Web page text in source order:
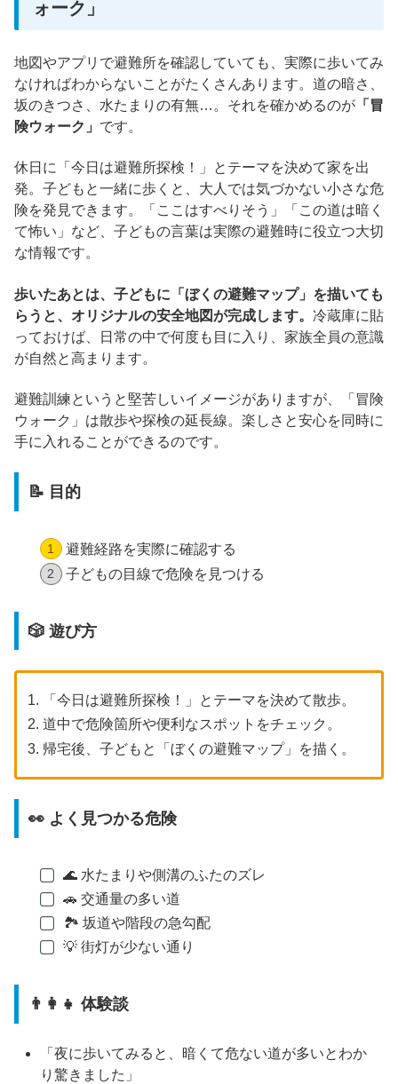
ォーク」
地図やアプリで避難所を確認していても、実際に歩いてみ
なければわからないことがたくさんあります。道の暗さ、
坂のきつさ、水たまりの有無…。それを確かめるのが 「冒
険ウォーク」 です。
休日に「今日は避難所探検！」とテーマを決めて家を出
発。子どもと一緒に歩くと、大人では気づかない小さな危
険を発見できます。「ここはすべりそう」「この道は暗く
て怖い」など、子どもの言葉は実際の避難時に役立つ大切
な情報です。
歩いたあとは、子どもに「ぼくの避難マップ」を描いても
らうと、オリジナルの安全地図が完成します。 冷蔵庫に貼
っておけば、日常の中で何度も目に入り、家族全員の意識
が自然と高まります。
避難訓練というと堅苦しいイメージがありますが、「冒険
ウォーク」は散歩や探検の延長線。楽しさと安心を同時に
手に入れることができるのです。
📝 目的
避難経路を実際に確認する
子どもの目線で危険を見つける
🎲 遊び方
「今日は避難所探検！」とテーマを決めて散歩。
道中で危険箇所や便利なスポットをチェック。
帰宅後、子どもと「ぼくの避難マップ」を描く。
👀 よく見つかる危険
🌊 水たまりや側溝のふたのズレ
🚗 交通量の多い道
🏞️ 坂道や階段の急勾配
💡 街灯が少ない通り
👨‍👩‍👧 体験談
「夜に歩いてみると、暗くて危ない道が多いとわか
り驚きました」